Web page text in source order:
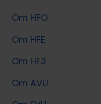
Om HFO
Om HFE
Om HF3
Om AVU